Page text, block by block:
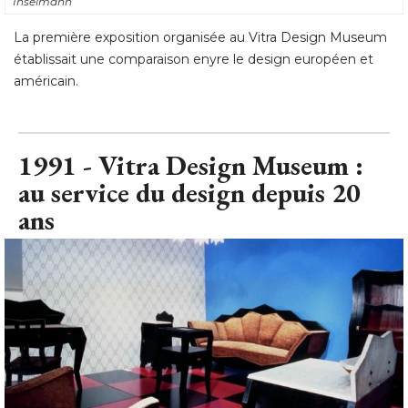
La première exposition organisée au Vitra Design Museum
établissait une comparaison enyre le design européen et
américain.
1991 - Vitra Design Museum :
au service du design depuis 20
ans